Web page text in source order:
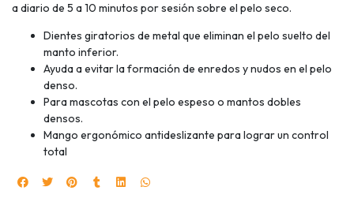
a diario de 5 a 10 minutos por sesión sobre el pelo seco.
Dientes giratorios de metal que eliminan el pelo suelto del
manto inferior.
Ayuda a evitar la formación de enredos y nudos en el pelo
denso.
Para mascotas con el pelo espeso o mantos dobles
densos.
Mango ergonómico antideslizante para lograr un control
total